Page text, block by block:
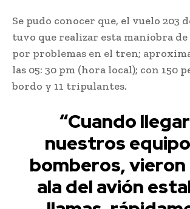
Se pudo conocer que, el vuelo 203
tuvo que realizar esta maniobra
por problemas en el tren;
las 05: 30 pm (hora local); con 150
bordo y 11 tripulantes.
“Cuando
nuestros
bomberos, vieron
ala del avión